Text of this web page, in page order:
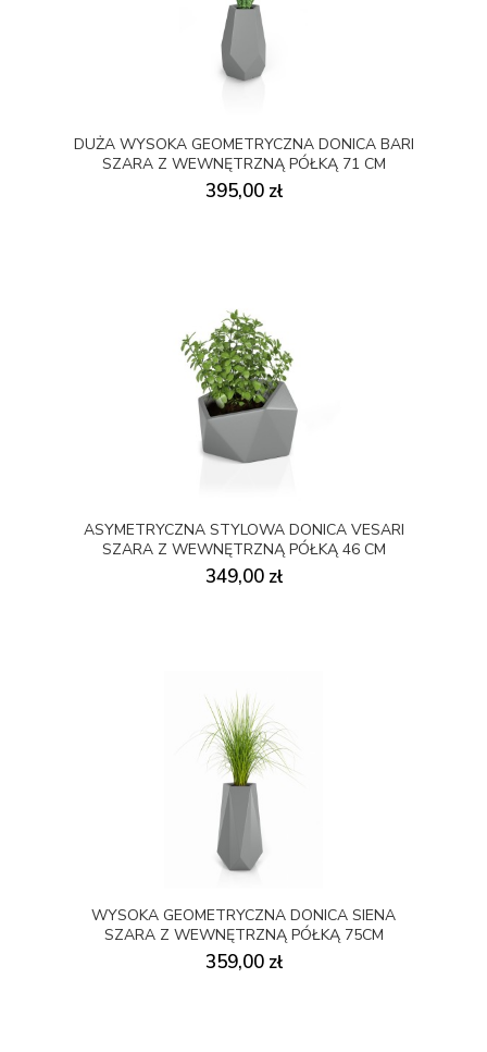
DUŻA WYSOKA GEOMETRYCZNA DONICA BARI
SZARA Z WEWNĘTRZNĄ PÓŁKĄ 71 CM
395,00 zł
ASYMETRYCZNA STYLOWA DONICA VESARI
SZARA Z WEWNĘTRZNĄ PÓŁKĄ 46 CM
349,00 zł
WYSOKA GEOMETRYCZNA DONICA SIENA
SZARA Z WEWNĘTRZNĄ PÓŁKĄ 75CM
359,00 zł